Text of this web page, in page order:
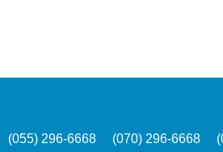
(055) 296-6668 (070) 296-6668